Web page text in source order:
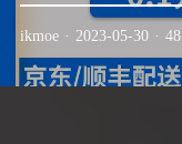
ikmoe · 2023-05-30 ·